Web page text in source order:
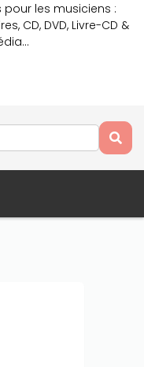
les musiciens :
CD, DVD, Livre-CD &